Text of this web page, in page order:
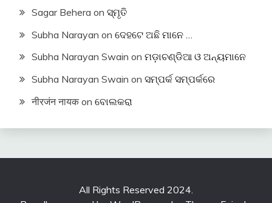
Sagar Behera on ସ୍ମୃତି
Subha Narayan on ଦେହଟେ ଅଛି ମାନେ …
Subha Narayan Swain on ମଡ଼ାଚଣ୍ଡିଆ ଓ ଅନ୍ୟମାନେ
Subha Narayan Swain on ସମ୍ପର୍କ ସମ୍ପର୍କରେ
नीरजंन नायक on ବୋଲକରା
All Rights Reserved 2024.